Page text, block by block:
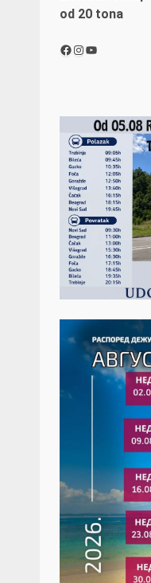
od 20 tona
Facebook
Instagram
YouTube